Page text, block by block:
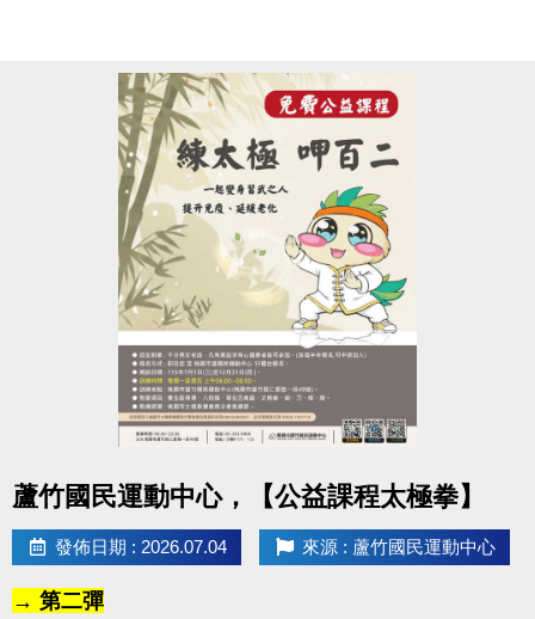
蘆竹國民運動中心，【公益課程太極拳】
發佈日期 : 2026.07.04 來源 : 蘆竹國民運動中心
→ 第二彈